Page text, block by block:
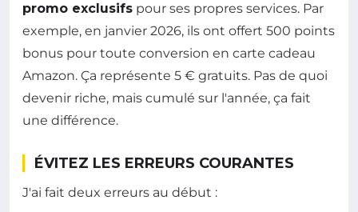
promo exclusifs pour ses propres services. Par
exemple, en janvier 2026, ils ont offert 500 points
bonus pour toute conversion en carte cadeau
Amazon. Ça représente 5 € gratuits. Pas de quoi
devenir riche, mais cumulé sur l'année, ça fait
une différence.
ÉVITEZ LES ERREURS COURANTES
J'ai fait deux erreurs au début :